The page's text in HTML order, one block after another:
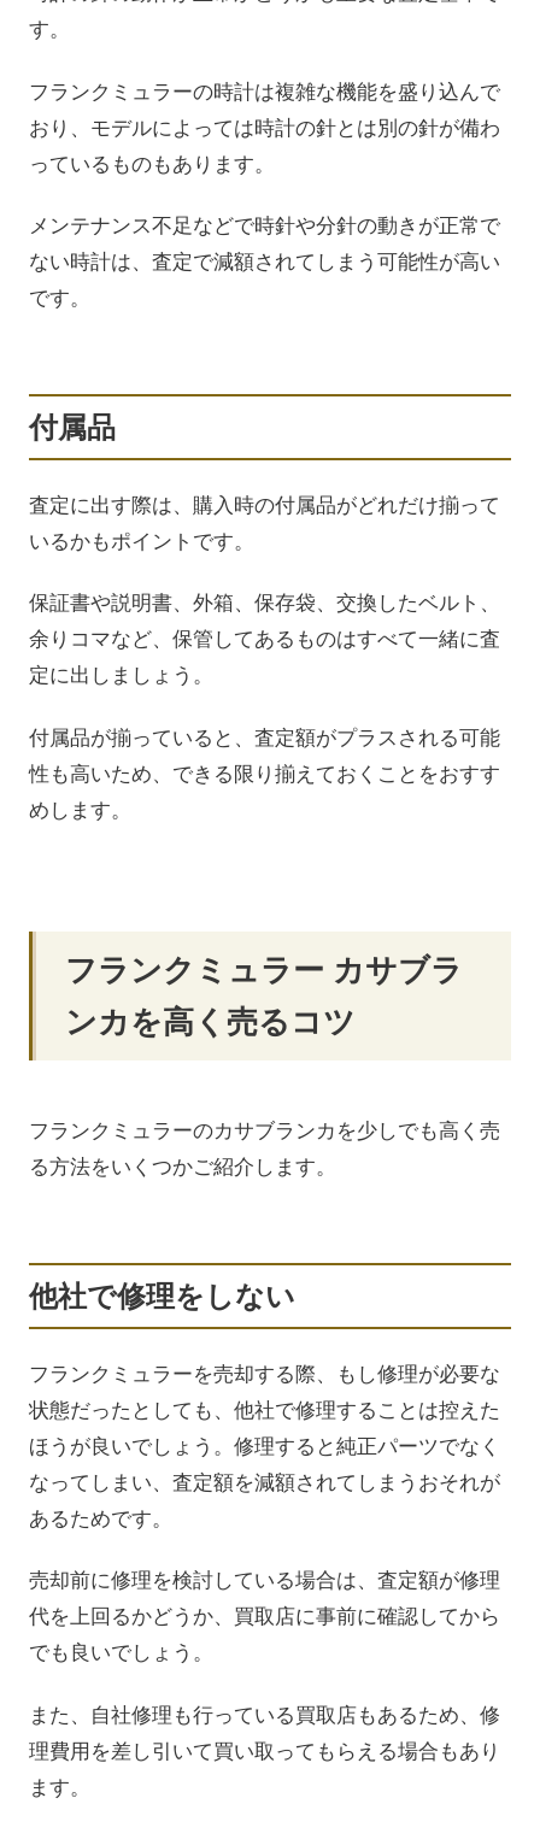
す。
フランクミュラーの時計は複雑な機能を盛り込んで
おり、モデルによっては時計の針とは別の針が備わ
っているものもあります。
メンテナンス不足などで時針や分針の動きが正常で
ない時計は、査定で減額されてしまう可能性が高い
です。
付属品
査定に出す際は、購入時の付属品がどれだけ揃って
いるかもポイントです。
保証書や説明書、外箱、保存袋、交換したベルト、
余りコマなど、保管してあるものはすべて一緒に査
定に出しましょう。
付属品が揃っていると、査定額がプラスされる可能
性も高いため、できる限り揃えておくことをおすす
めします。
フランクミュラー カサブラ
ンカを高く売るコツ
フランクミュラーのカサブランカを少しでも高く売
る方法をいくつかご紹介します。
他社で修理をしない
フランクミュラーを売却する際、もし修理が必要な
状態だったとしても、他社で修理することは控えた
ほうが良いでしょう。修理すると純正パーツでなく
なってしまい、査定額を減額されてしまうおそれが
あるためです。
売却前に修理を検討している場合は、査定額が修理
代を上回るかどうか、買取店に事前に確認してから
でも良いでしょう。
また、自社修理も行っている買取店もあるため、修
理費用を差し引いて買い取ってもらえる場合もあり
ます。